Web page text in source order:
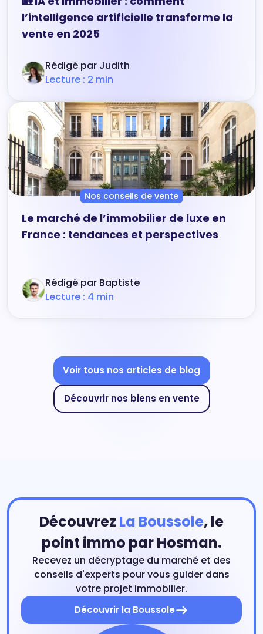
l’intelligence artificielle transforme la
vente en 2025
Rédigé par Judith
Lecture : 2 min
Nos conseils de vente
Le marché de l’immobilier de luxe en
France : tendances et perspectives
Rédigé par Baptiste
Lecture : 4 min
Voir tous nos articles de blog
Découvrir nos biens en vente
Découvrez La Boussole, le
point immo par Hosman.
Recevez un décryptage du marché et des
conseils d'experts pour vous guider dans
votre projet immobilier.
Découvrir la Boussole